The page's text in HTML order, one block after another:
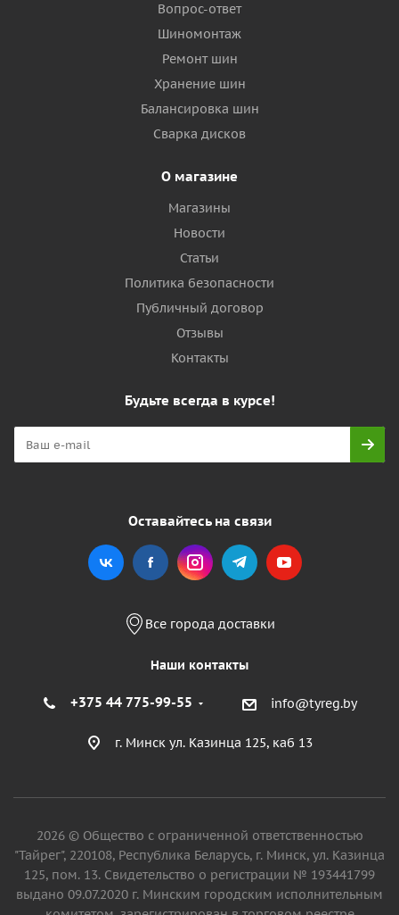
Вопрос-ответ
Шиномонтаж
Ремонт шин
Хранение шин
Балансировка шин
Сварка дисков
О магазине
Магазины
Новости
Статьи
Политика безопасности
Публичный договор
Отзывы
Контакты
Будьте всегда в курсе!
Оставайтесь на связи
Все города доставки
Наши контакты
+375 44 775-99-55 info@tyreg.by
г. Минск ул. Казинца 125, каб 13
2026 © Общество с ограниченной ответственностью
"Тайрег", 220108, Республика Беларусь, г. Минск, ул. Казинца
125, пом. 13. Свидетельство о регистрации № 193441799
выдано 09.07.2020 г. Минским городским исполнительным